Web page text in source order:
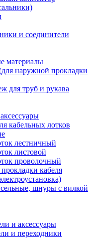
и соединители
материалы
наружной прокладки
для труб и рукава
кабельных лотков
лестничный
листовой
проволочный
кабеля
шнуры с вилкой
и аксессуары
и переходники